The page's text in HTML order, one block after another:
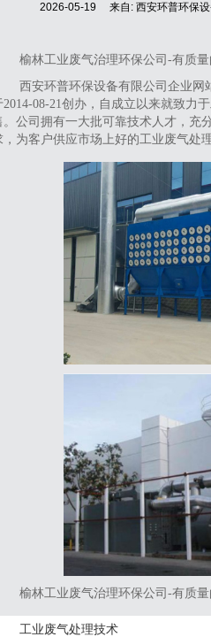
2026-05-19 来自:西安环普环保
榆林工业废气治理环保公司-有质
西安环普环保设备有限公司企业网
2014-08-21创办，自成立以来就致力
。公司拥有一大批可靠技术人才，充
，为客户供应市场上好的工业废气处理
榆林工业废气治理环保公司-有质量
工业废气处理技术